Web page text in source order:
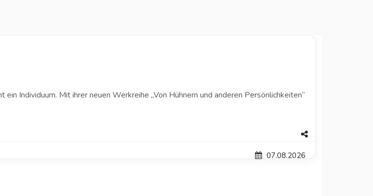
Individuum. Mit ihrer neuen Werkreihe „Von Hühnern und anderen Persönlichkeiten“
07.08.2026